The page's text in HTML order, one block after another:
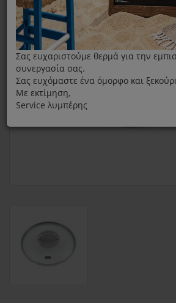
Σας ευχαριστούμε θερμά για την
συνεργασία σας.
Σας ευχόμαστε ένα όμορφο και
Με εκτίμηση,
Service λυμπέρης